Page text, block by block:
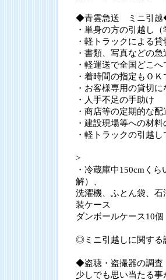
◆青雲急送 ミニ引
・単身の方の引越し
・軽トラックによる
・書類、写真などの
・軽運送で全国どこへ
・着時間の指定もＯＫ
・お客様専用の貸切
・人手不足の手助け
・商店等の定期的な配
・建設現場等への材
・軽トラックの引越
>
・冷蔵庫中150cmく
解）、
洗濯機、ふとん袋、
装ケース
ダンボールケース10
◎ミニ引越しに関する
◆盗聴・盗撮器の調
少しでも思い当たる